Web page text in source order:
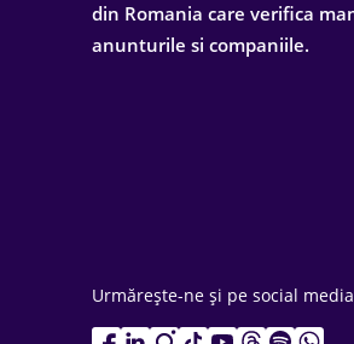
din Romania care verifica
anunturile si companiile.
Urmărește-ne și pe social media